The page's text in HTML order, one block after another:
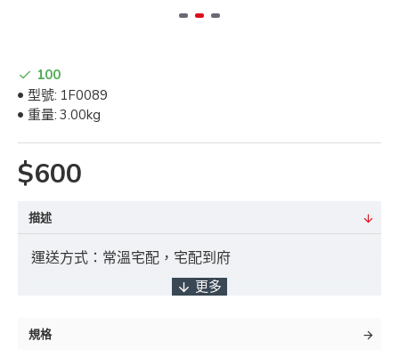
$600
100
型號: 1F0089
重量: 3.00kg
描述
運送方式：常溫宅配，宅配到府
付款方式：ATM轉帳 / 貨到付款 / 臨櫃匯款
規格